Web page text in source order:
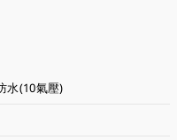
水(10氣壓)